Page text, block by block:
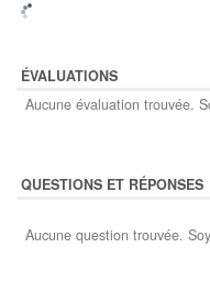
ÉVALUATIONS
Aucune évaluation trouvée.
QUESTIONS ET RÉPONSES
Aucune question trouvée.